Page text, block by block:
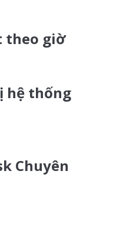
theo giờ
hệ thống
Chuyên